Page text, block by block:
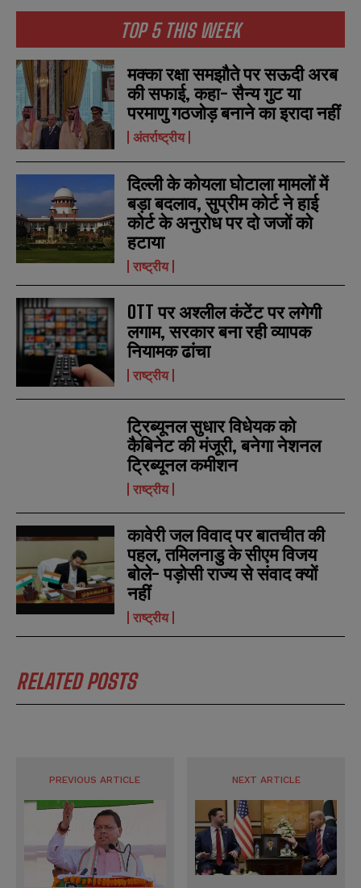
m
e
*
E
m
a
i
l
*
N
u
m
b
m
e
*
E
m
a
i
l
*
N
u
m
b
TOP 5 THIS WEEK
मक्का रक्षा समझौते पर सऊदी अरब
की सफाई, कहा- सैन्य गुट या
परमाणु गठजोड़ बनाने का इरादा नहीं
अंतर्राष्ट्रीय
दिल्ली के कोयला घोटाला मामलों में
बड़ा बदलाव, सुप्रीम कोर्ट ने हाई
कोर्ट के अनुरोध पर दो जजों को
हटाया
राष्ट्रीय
OTT पर अश्लील कंटेंट पर लगेगी
लगाम, सरकार बना रही व्यापक
नियामक ढांचा
राष्ट्रीय
ट्रिब्यूनल सुधार विधेयक को
कैबिनेट की मंजूरी, बनेगा नेशनल
ट्रिब्यूनल कमीशन
राष्ट्रीय
कावेरी जल विवाद पर बातचीत की
पहल, तमिलनाडु के सीएम विजय
बोले- पड़ोसी राज्य से संवाद क्यों
नहीं
राष्ट्रीय
RELATED POSTS
PREVIOUS ARTICLE NEXT ARTICLE